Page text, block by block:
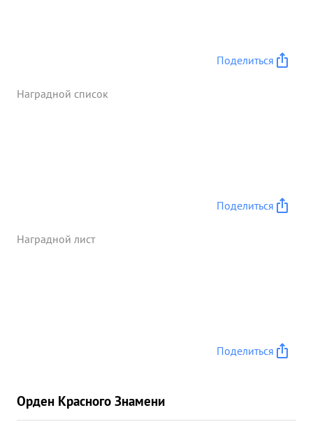
Поделиться
Наградной список
Поделиться
Наградной лист
Поделиться
Орден Красного Знамени